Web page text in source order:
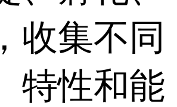
收集不同
特性和能